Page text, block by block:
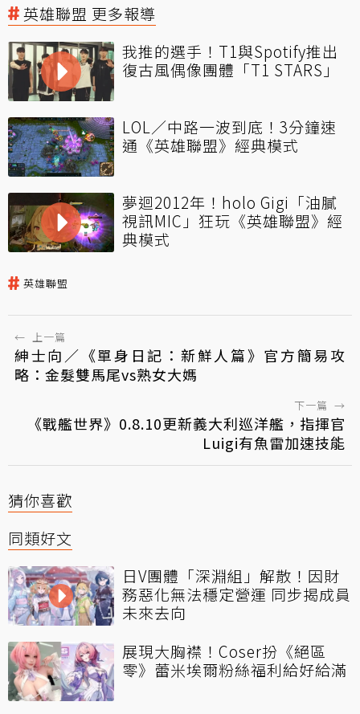
英雄聯盟 更多報導
我推的選手！T1與Spotify推出
復古風偶像團體「T1 STARS」
LOL／中路一波到底！3分鐘速
通《英雄聯盟》經典模式
夢迴2012年！holo Gigi「油膩
視訊MIC」狂玩《英雄聯盟》經
典模式
英雄聯盟
← 上一篇
紳士向／《單身日記：新鮮人篇》官方簡易攻
略：金髮雙馬尾vs熟女大媽
下一篇 →
《戰艦世界》0.8.10更新義大利巡洋艦，指揮官
Luigi有魚雷加速技能
猜你喜歡
同類好文
日V團體「深淵組」解散！因財
務惡化無法穩定營運 同步揭成員
未來去向
展現大胸襟！Coser扮《絕區
零》蕾米埃爾粉絲福利給好給滿